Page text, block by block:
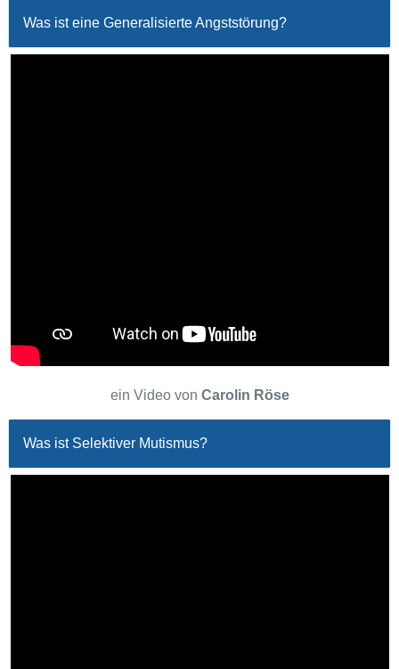
Was ist eine Generalisierte Angststörung?
ein Video von Carolin Röse
Was ist Selektiver Mutismus?